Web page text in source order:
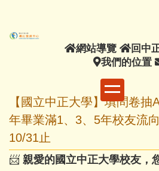
內
網站導覽網
站
覽
回中
我們的位置
【國立中正大學】填問卷
年畢業滿1、3、5年校友流
10/31止
📨 親愛的國立中正大學校友，